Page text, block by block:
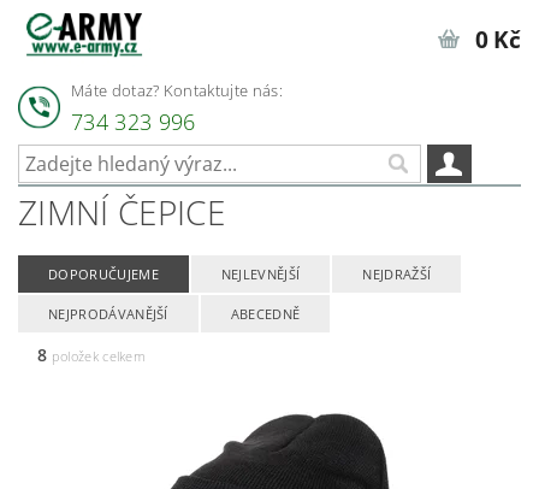
Máte dotaz? Kontaktujte nás:
734 323 996
0 Kč
ZIMNÍ ČEPICE
DOPORUČUJEME NEJLEVNĚJŠÍ NEJDRAŽŠÍ
NEJPRODÁVANĚJŠÍ ABECEDNĚ
8 položek celkem